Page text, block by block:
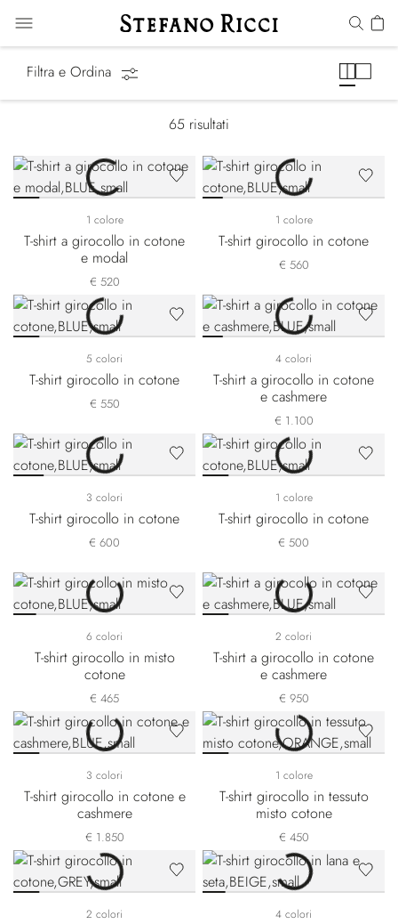
Filtra e Ordina
65 risultati
1 colore
T-shirt a girocollo in cotone
e modal
€ 520
1 colore
T-shirt girocollo in cotone
€ 560
5 colori
T-shirt girocollo in cotone
€ 550
4 colori
T-shirt a girocollo in cotone
e cashmere
€ 1.100
3 colori
T-shirt girocollo in cotone
€ 600
1 colore
T-shirt girocollo in cotone
€ 500
6 colori
T-shirt girocollo in misto
cotone
€ 465
2 colori
T-shirt a girocollo in cotone
e cashmere
€ 950
3 colori
T-shirt girocollo in cotone e
cashmere
€ 1.850
1 colore
T-shirt girocollo in tessuto
misto cotone
€ 450
2 colori 4 colori